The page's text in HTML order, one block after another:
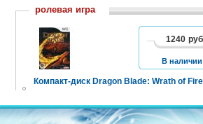
ролевая игра
Компакт-диск Dragon Blade: Wrath of
1240
В наличии